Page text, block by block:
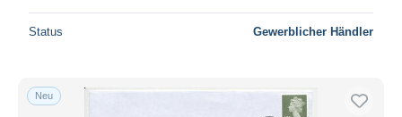
Status Gewerblicher Händler
Neu